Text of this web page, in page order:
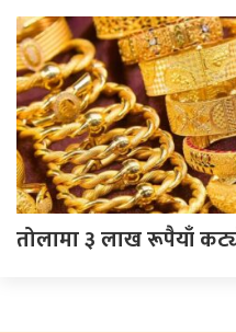
तोलामा ३ लाख रूपैयाँ